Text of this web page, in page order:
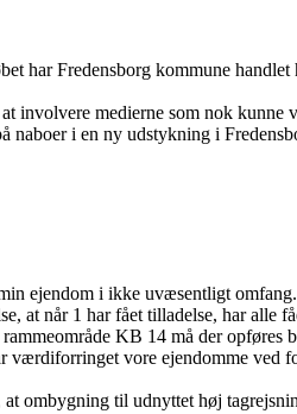
har Fredensborg kommune
medierne som nok kunne
i en ny udstykning i
ejendom i ikke uvæsentligt
at når 1 har fået tilladelse, har alle
KB 14 må der opføres
vore ejendomme ved
ombygning til udnyttet høj